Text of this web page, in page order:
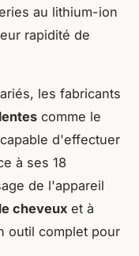
au lithium-ion
rapidité de
les fabricants
comme le
d'effectuer
à ses 18
de l'appareil
cheveux et à
outil complet pour